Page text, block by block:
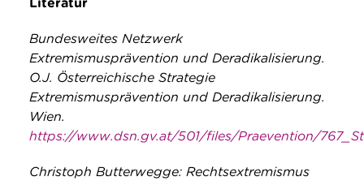
Literatur
Bundesweites Netzwerk
Extremismusprävention und Deradikalisierung.
O.J. Österreichische Strategie
Extremismusprävention und Deradikalisierung.
Wien.
https://www.dsn.gv.at/501/files/Praevention/
Christoph Butterwegge: Rechtsextremismus